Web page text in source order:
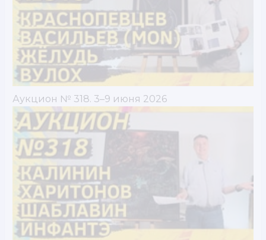
Аукцион № 318. 3–9 июня 2026